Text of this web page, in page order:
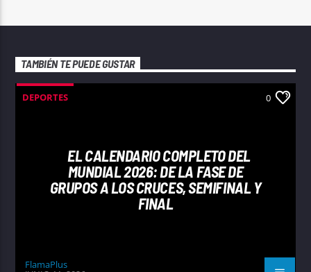
TAMBIÉN TE PUEDE GUSTAR
DEPORTES 0
EL CALENDARIO COMPLETO DEL
MUNDIAL 2026: DE LA FASE DE
GRUPOS A LOS CRUCES, SEMIFINAL Y
FINAL
FlamaPlus